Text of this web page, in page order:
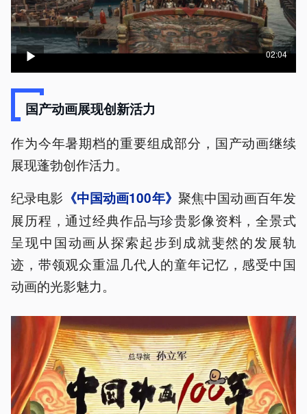
02:04
国产动画展现创新活力
作为今年暑期档的重要组成部分，国产动画继续
展现蓬勃创作活力。
纪录电影 《中国动画100年》 聚焦中国动画百年发
展历程，通过经典作品与珍贵影像资料，全景式
呈现中国动画从探索起步到成就斐然的发展轨
迹，带领观众重温几代人的童年记忆，感受中国
动画的光影魅力。